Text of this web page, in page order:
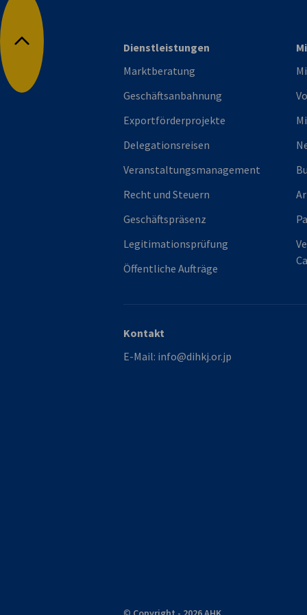
Nach oben
Dienstleistungen
Marktberatung
Geschäftsanbahnung
Exportförderprojekte
Delegationsreisen
Veranstaltungsmanagement
Recht und Steuern
Geschäftspräsenz
Legitimationsprüfung
Öffentliche Aufträge
Kontakt
E-Mail: info@dihkj.or.jp